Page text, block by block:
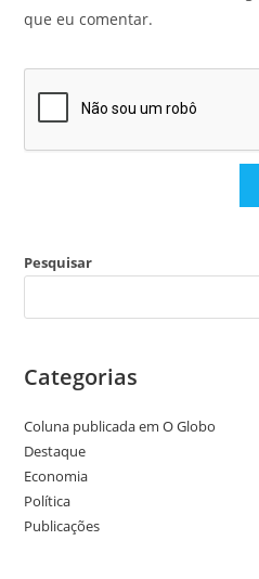
que eu comentar.
Pesquisar
Categorias
Coluna publicada em O Globo
Destaque
Economia
Política
Publicações